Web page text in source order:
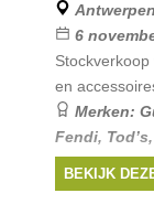
Antwerpen
6
en
Merken:
Fendi, Tod’s
BEKIJK